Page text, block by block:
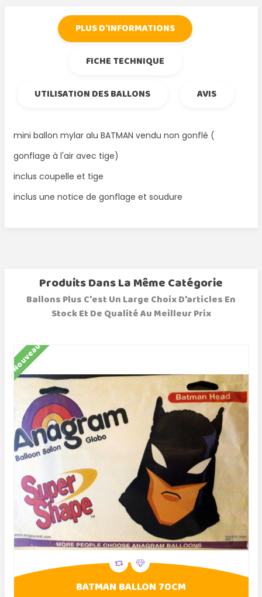
PLUS D'INFORMATIONS
FICHE TECHNIQUE
UTILISATION DES BALLONS
AVIS
mini ballon mylar alu BATMAN vendu non gonflé (
gonflage à l'air avec tige)
inclus coupelle et tige
inclus une notice de gonflage et soudure
Produits Dans La Même Catégorie
Ballons Plus C'est Un Large Choix D'articles En
Stock Et De Qualité Au Meilleur Prix
Nouveau
BATMAN BALLON 70CM